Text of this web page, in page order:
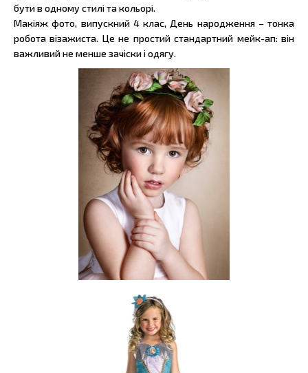
бути в одному стилі та кольорі.
Макіяж фото, випускний 4 клас, День народження – тонка
робота візажиста. Це не простий стандартний мейк-ап: він
важливий не менше зачіски і одягу.